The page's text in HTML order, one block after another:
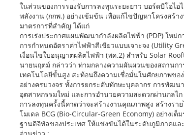
ในส่วนของการรองรับการลงทุนระยะยาว บอร์ดบีโอไ
พลังงาน (กกพ.) อย่างเข้มข้น เพื่อแก้ไขปัญหาโครงสร้
มาตรการที่สำคัญ ได้แก่
การเร่งประกาศแผนพัฒนากำลังผลิตไฟฟ้า (PDP) ใหม่
การกำหนดอัตราค่าไฟฟ้าสีเขียวแบบเจาะจง (Utility
เงื่อนไขใบอนุญาตผลิตไฟฟ้า (พค.2) สำหรับ Solar
นายนฤตม์ กล่าวว่า ท่ามกลางความผันผวนของสถานก
เทคโนโลยีขั้นสูง สะท้อนถึงความเชื่อมั่นในศักยภาพข
อย่างครบวงจร ทั้งการยกระดับทักษะบุคลากร การพัฒ
อุตสาหกรรมใหม่ และการอำนวยความสะดวกผ่านกลไก
การลงทุนครั้งนี้คาดว่าจะสร้างงานคุณภาพสูง สร้างรา
โมเดล BCG (Bio-Circular-Green Economy) อย่าง
ฐานดิจิทัลของประเทศ ให้แข่งขันได้ในระดับภูมิภาคแล